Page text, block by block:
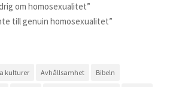
om homosexualitet”
till genuin homosexualitet”
kulturer Avhållsamhet Bibeln